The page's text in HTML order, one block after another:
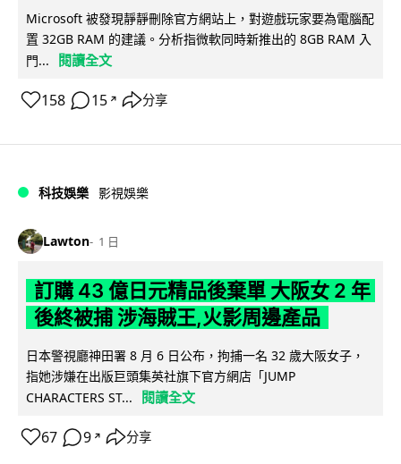
Microsoft 被發現靜靜刪除官方網站上，對遊戲玩家要為電腦配
置 32GB RAM 的建議。分析指微軟同時新推出的 8GB RAM 入
門...
閱讀全文
158 15 ↗ 分享
科技娛樂 影視娛樂
Lawton 1 日
訂購 43 億日元精品後棄單 大阪女 2 年
後終被捕 涉海賊王,火影周邊產品
日本警視廳神田署 8 月 6 日公布，拘捕一名 32 歲大阪女子，
指她涉嫌在出版巨頭集英社旗下官方網店「JUMP
CHARACTERS ST...
閱讀全文
67 9 ↗ 分享